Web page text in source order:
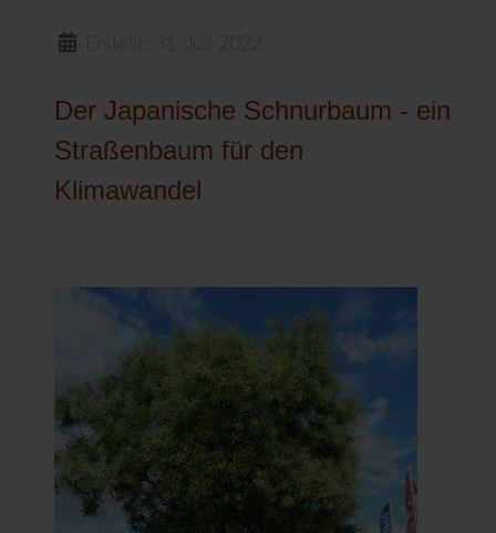
Der Japanische Schnurbaum - ein
Straßenbaum für den
Klimawandel